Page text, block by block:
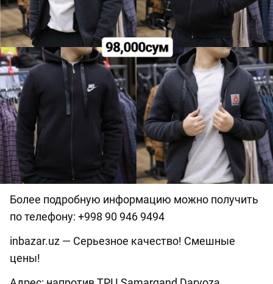
Более подробную информацию можно получить
по телефону: +998 90 946 9494
inbazar.uz — Серьезное качество! Смешные
цены!